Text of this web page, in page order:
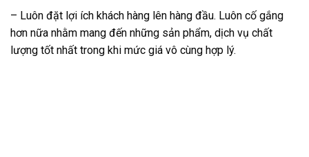
– Luôn đặt lợi ích khách hàng lên hàng đầu. Luôn cố gắng
hơn nữa nhằm mang đến những sản phẩm, dịch vụ chất
lượng tốt nhất trong khi mức giá vô cùng hợp lý.